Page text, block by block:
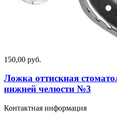
150,00 руб.
Ложка оттискная
нижней челюсти №3
Контактная информация